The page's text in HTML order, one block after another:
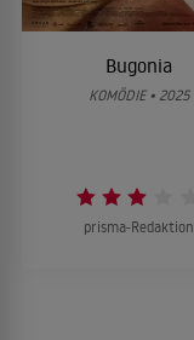
Bugonia
KOMÖDIE • 2025
prisma-Redaktion